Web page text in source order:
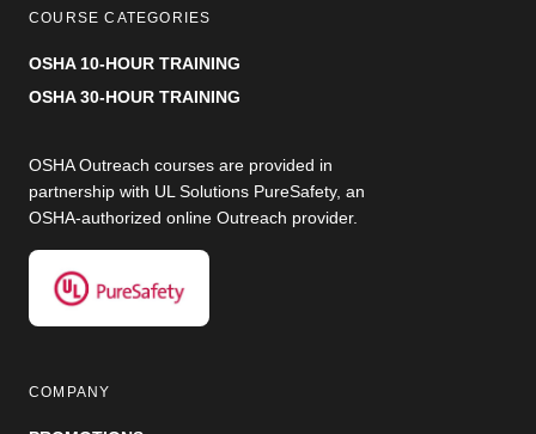
COURSE CATEGORIES
OSHA 10-HOUR TRAINING
OSHA 30-HOUR TRAINING
OSHA Outreach courses are provided in
partnership with UL Solutions PureSafety, an
OSHA-authorized online Outreach provider.
COMPANY